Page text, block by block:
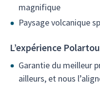
magnifique
Paysage volcanique
L’expérience
Garantie du meilleur
ailleurs, et nous